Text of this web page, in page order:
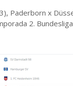
Paderborn x
2.